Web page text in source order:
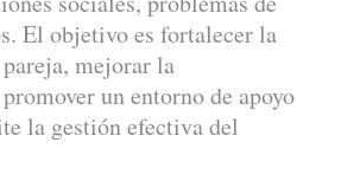
El objetivo es fortalecer la
mejorar la
un entorno de apoyo
la gestión efectiva del